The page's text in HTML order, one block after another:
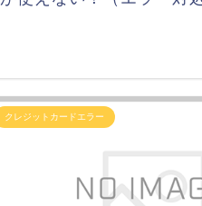
クレジットカードエラー